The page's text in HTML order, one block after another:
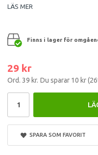
LÄS MER
Finns i lager för
29 kr
Ord. 39 kr. Du sparar 10 kr(26
SPARA SOM FAVORIT